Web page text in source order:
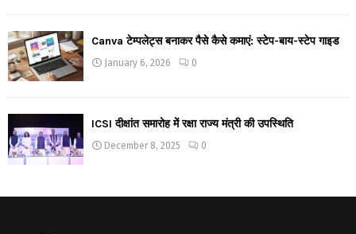
Canva टेम्पलेट्स बनाकर पैसे कैसे कमाएं: स्टेप-बाय-स्टेप गाइड
January 6, 2026 0
ICSI दीक्षांत समारोह में रक्षा राज्य मंत्री की उपस्थिति
December 8, 2025 0